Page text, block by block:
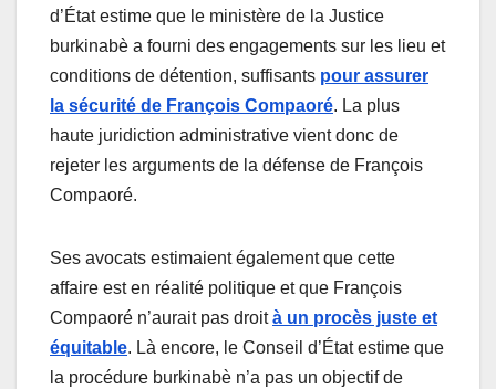
d’État estime que le ministère de la Justice
burkinabè a fourni des engagements sur les lieu et
conditions de détention, suffisants pour assurer
la sécurité de François Compaoré. La plus
haute juridiction administrative vient donc de
rejeter les arguments de la défense de François
Compaoré.
Ses avocats estimaient également que cette
affaire est en réalité politique et que François
Compaoré n’aurait pas droità un procès juste et
équitable. Là encore, le Conseil d’État estime que
la procédure burkinabè n’a pas un objectif de